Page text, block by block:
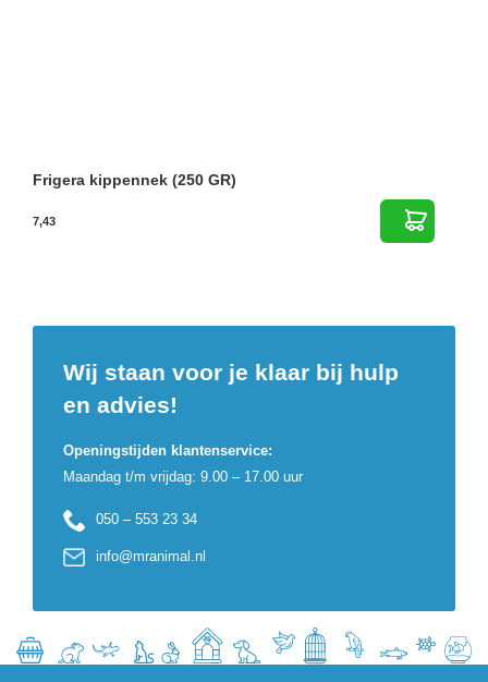
Frigera kippennek (250 GR)
7,43
Wij staan voor je klaar bij hulp
en advies!
Openingstijden klantenservice:
Maandag t/m vrijdag: 9.00 – 17.00 uur
050 – 553 23 34
info@mranimal.nl